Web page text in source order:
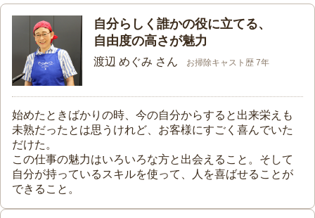
自分らしく誰かの役に立てる、
自由度の高さが魅力
渡辺 めぐみ さん お掃除キャスト歴 7年
始めたときばかりの時、今の自分からすると出来栄えも
未熟だったとは思うけれど、お客様にすごく喜んでいた
だけた。
この仕事の魅力はいろいろな方と出会えること。そして
自分が持っているスキルを使って、人を喜ばせることが
できること。